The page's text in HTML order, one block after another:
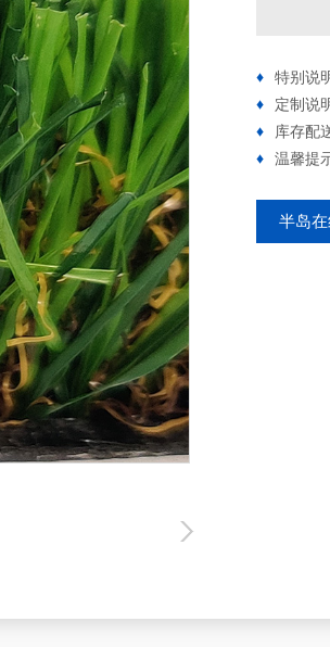
微信二维码
♦
特别说
♦
定制说
♦
库存配
♦
温馨提
半岛在